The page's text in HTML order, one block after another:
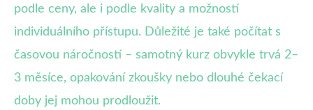
podle ceny, ale i podle kvality a možností
individuálního přístupu. Důležité je také počítat s
časovou náročností – samotný kurz obvykle trvá 2–
3 měsíce, opakování zkoušky nebo dlouhé čekací
doby jej mohou prodloužit.